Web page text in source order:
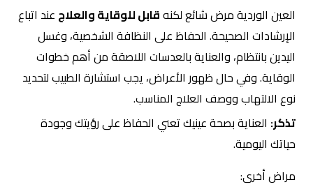
العين الوردية مرض شائع لكنهقابل للوقاية والعلاج عند اتباع
الإرشادات الصحيحة. الحفاظ على النظافة الشخصية، وغسل
اليدين بانتظام، والعناية بالعدسات اللاصقة من أهم خطوات
الوقاية. وفي حال ظهور الأعراض، يجب استشارة الطبيب لتحديد
نوع الالتهاب ووصف العلاج المناسب.
تذكر: العناية بصحة عينيك تعني الحفاظ على رؤيتك وجودة
حياتك اليومية.
مراض أخرى: